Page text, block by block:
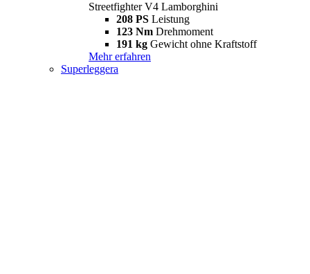
Streetfighter V4 Lamborghini
208 PS Leistung
123 Nm Drehmoment
191 kg Gewicht ohne Kraftstoff
Mehr erfahren
Superleggera